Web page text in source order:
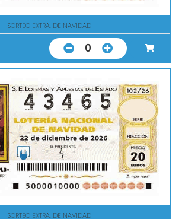
SORTEO EXTRA. DE NAVIDAD
0
SORTEO EXTRA. DE NAVIDAD